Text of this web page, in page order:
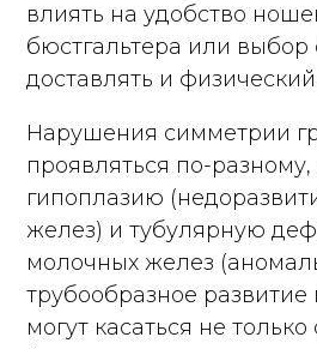
влиять на удобство
бюстгальтера или выбор
доставлять и
Нарушения симметрии
проявляться по-
гипоплазию
желез) и тубулярную
молочных желез
трубообразное развитие
могут касаться не